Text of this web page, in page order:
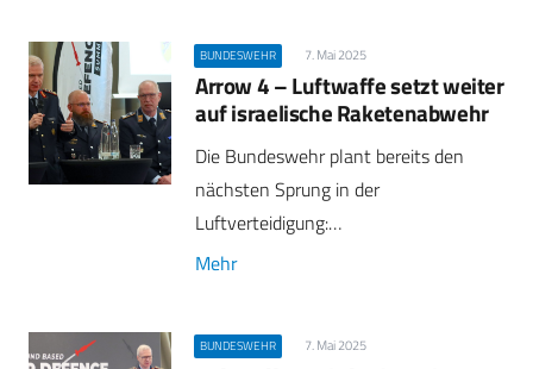
BUNDESWEHR 7. Mai 2025
Arrow 4 – Luftwaffe setzt weiter
auf israelische Raketenabwehr
Die Bundeswehr plant bereits den
nächsten Sprung in der
Luftverteidigung:…
Mehr
BUNDESWEHR 7. Mai 2025